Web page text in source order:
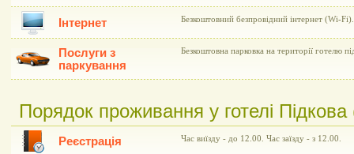
Інтернет Безкоштовний безпровідний інтернет (Wi-Fi).
Послуги з
паркування
Безкоштовна парковка на території готелю
Порядок проживання у готелі
Реєстрація Час виїзду - до 12.00. Час заїзду - з 12.00.